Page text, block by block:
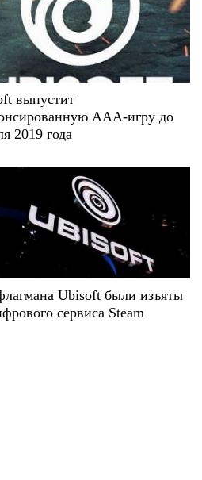
выпустит
ААА-игру до
2019 года
Ubisoft были изъяты
сервиса Steam